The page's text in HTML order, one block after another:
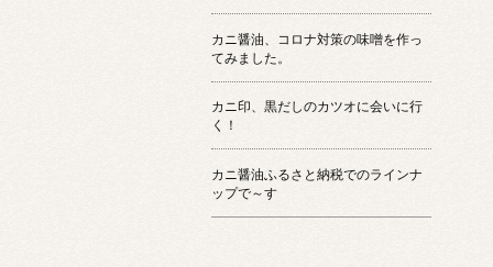
カニ醤油、コロナ対策の味噌を作っ
てみました。
カニ印、黒だしのカツオに会いに行
く！
カニ醤油ふるさと納税でのラインナ
ップで～す